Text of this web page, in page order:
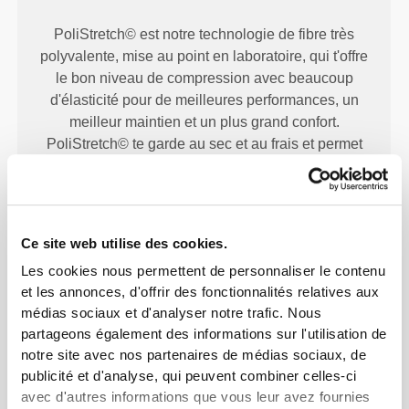
Ce site web utilise des cookies.
Les cookies nous permettent de personnaliser le contenu
et les annonces, d'offrir des fonctionnalités relatives aux
médias sociaux et d'analyser notre trafic. Nous
partageons également des informations sur l'utilisation de
notre site avec nos partenaires de médias sociaux, de
publicité et d'analyse, qui peuvent combiner celles-ci
avec d'autres informations que vous leur avez fournies
PoliStretch© est notre technologie de fibre très
polyvalente, mise au point en laboratoire, qui t'offre
le bon niveau de compression avec beaucoup
d'élasticité pour de meilleures performances, un
meilleur maintien et un plus grand confort.
PoliStretch© te garde au sec et au frais et permet
une grande liberté de mouvement.
NOTRE ÉTIQUETTE EST
TON CONFORT.